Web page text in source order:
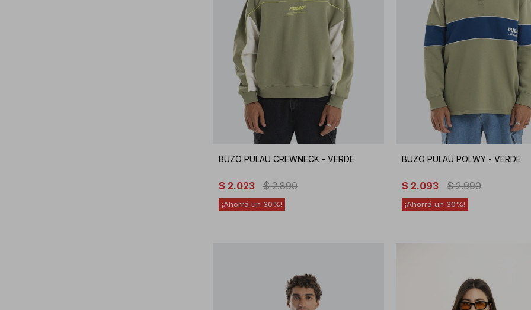
BUZO PULAU CREWNECK - VERDE
$ 2.023 $ 2.890
30
BUZO PULAU POLWY - VERDE
$ 2.093 $ 2.990
30